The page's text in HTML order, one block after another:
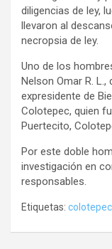
diligencias de ley,
llevaron al
necropsia de ley.
Uno de los
Nelson Omar R.
expresidente de
Colotepec, quien
Puertecito,
Por este doble
investigación en
responsables.
Etiquetas: colotepec